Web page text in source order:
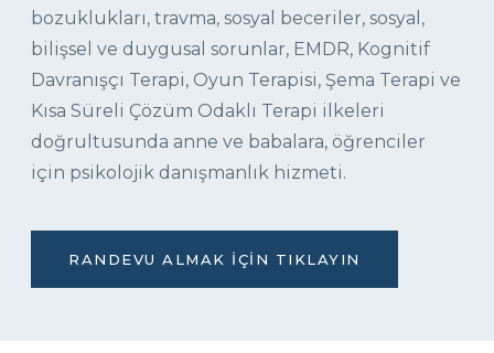
bozuklukları, travma, sosyal beceriler, sosyal,
bilişsel ve duygusal sorunlar, EMDR, Kognitif
Davranışçı Terapi, Oyun Terapisi, Şema Terapi ve
Kısa Süreli Çözüm Odaklı Terapi ilkeleri
doğrultusunda anne ve babalara, öğrenciler
için psikolojik danışmanlık hizmeti.
RANDEVU ALMAK İÇIN TIKLAYIN